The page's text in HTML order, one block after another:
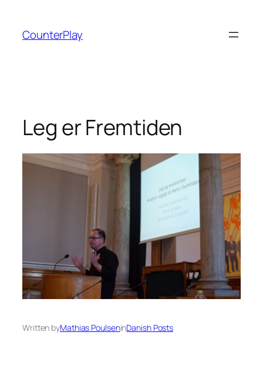
content
CounterPlay
Leg er Fremtiden
Written byMathias PoulseninDanish Posts